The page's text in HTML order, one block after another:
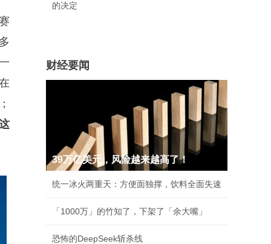
的决定
财经要闻
39万亿美元，风险越来越高了！
统一冰火两重天：方便面独撑，饮料全面失速
「1000万」的竹知了，下架了「余大嘴」
恐怖的DeepSeek斩杀线